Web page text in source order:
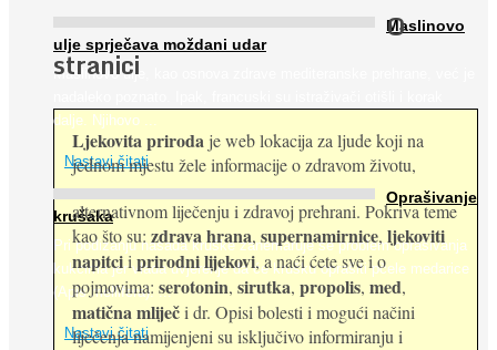
Maslinovo
ulje sprječava moždani udar
Maslinovo ulje, kao osnova zdrave mediteranske prehrane, već je
dalje. Njihovo ...
Nastavi čitati
Oprašivanje
krušaka
Pri podizanju nasada kruške zanemaruje se problem oprašivanja
kukcima jer vlada uvjerenje da će krušku oprašiti pčele medarice
(Apis mellifera). ...
Nastavi čitati
O
stranici
Ljekovita priroda je web lokacija za ljude koji na
jednom mjestu žele informacije o zdravom životu,
alternativnom liječenju i zdravoj prehrani. Pokriva teme
kao što su: zdrava hrana, supernamirnice, ljekoviti
napitciiprirodni lijekovi, a naći ćete sve i o
pojmovima: serotonin, sirutka, propolis, med,
matična mliječi dr. Opisi bolesti i mogući načini
liječenja namijenjeni su isključivo informiranju i